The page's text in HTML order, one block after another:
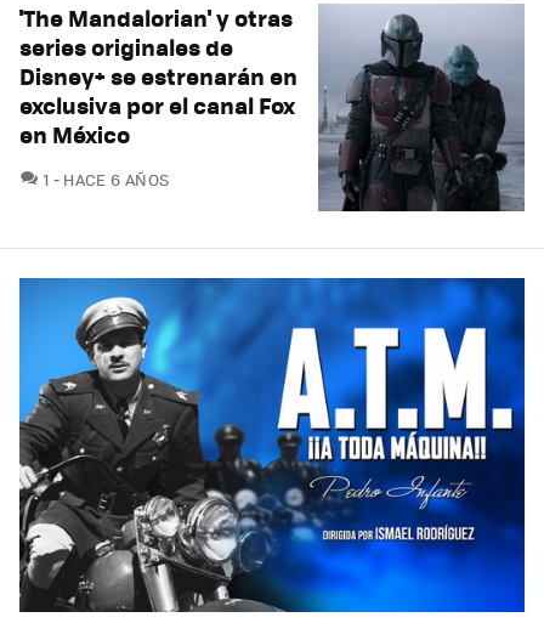
'The Mandalorian' y otras
series originales de
Disney+ se estrenarán en
exclusiva por el canal Fox
en México
1 COMENTARIOS
HACE 6 AÑOS